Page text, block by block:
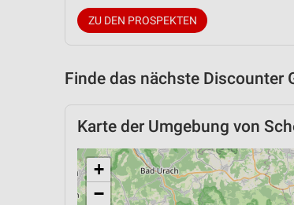
ZU DEN PROSPEKTEN
Finde das nächste Discounter
Karte der Umgebung von
+
−